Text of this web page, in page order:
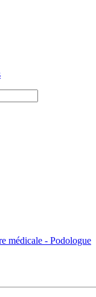
médicale - Podologue